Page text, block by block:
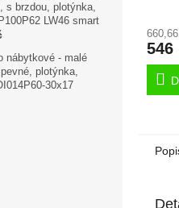
s brzdou, plotýnka,
LW46 smart
nábytkové - malé
plotýnka,
30x17
546